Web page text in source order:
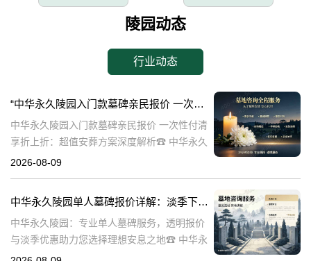
陵园动态
行业动态
“中华永久陵园入门款墓碑亲民报价 一次性付清享折上折：超值安葬方案深度解析”
中华永久陵园入门款墓碑亲民报价 一次性付清
享折上折：超值安葬方案深度解析☎ 中华永久
陵园电话:400-838-5063在人生的旅程中，我们
2026-08-09
中华永久陵园单人墓碑报价详解：淡季下单享数千元优惠
中华永久陵园：专业单人墓碑服务，透明报价
与淡季优惠助力您选择理想安息之地☎ 中华永
久陵园电话:400-838-5063中华永久陵园，作为